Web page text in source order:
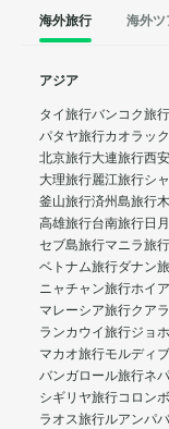
海外旅行 海外ツ
アジア
タイ旅行バンコク旅行
パタヤ旅行カオラッ
北京旅行大連旅行西
大理旅行麗江旅行シ
釜山旅行済州島旅行
高雄旅行台南旅行日
セブ島旅行マニラ旅行
ベトナム旅行ダナン
ニャチャン旅行ホイ
マレーシア旅行クア
ランカウイ旅行ジョ
マカオ旅行モルディ
バンガロール旅行ネ
シギリヤ旅行コロン
ラオス旅行ルアンパ